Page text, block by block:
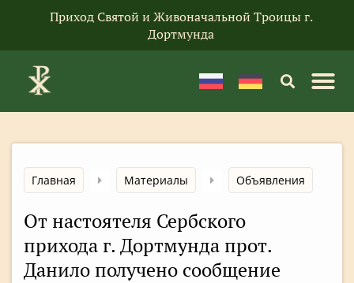
Приход Святой и Живоначальной Троицы г.
Дортмунда
Главная Материалы Объявления
От настоятеля Сербского
прихода г. Дортмунда прот.
Данило получено сообщение